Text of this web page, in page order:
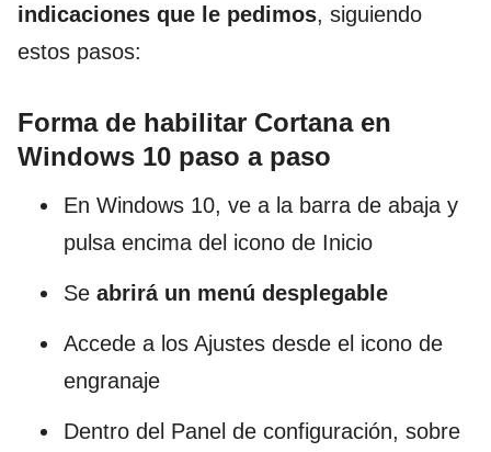
indicaciones que le pedimos, siguiendo
estos pasos:
Forma de habilitar Cortana en
Windows 10 paso a paso
En Windows 10, ve a la barra de abaja y
pulsa encima del icono de Inicio
Se abrirá un menú desplegable
Accede a los Ajustes desde el icono de
engranaje
Dentro del Panel de configuración, sobre